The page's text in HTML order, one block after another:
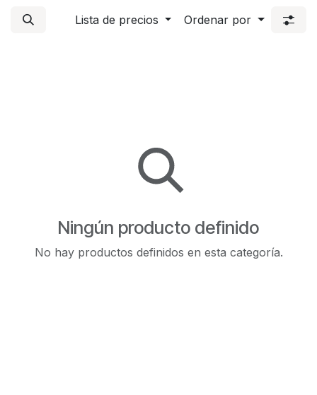
Lista de precios Ordenar por
Ningún producto definido
No hay productos definidos en esta categoría.